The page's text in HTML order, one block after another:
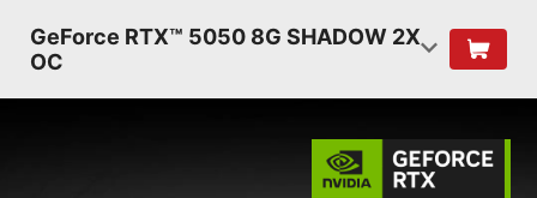
GeForce RTX™ 5050 8G SHADOW 2X
OC